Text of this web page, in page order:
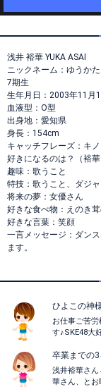
浅井 裕華 YUKA ASAI
ニックネーム：ゆうか
7期生
生年月日：2003年11月
血液型：O型
出身地：愛知県
身長：154cm
キャッチフレーズ：キ
好きになるのは？（裕華
趣味：歌うこと
特技：歌うこと、ダジ
将来の夢：女優さん
好きな食べ物：えのき
好きな言葉：笑顔
一言メッセージ：ダン
ます。
ひよこの神
お仕事ご苦
す♪SKE48大
卒業までの3
浅井裕華さ
華さん、とお